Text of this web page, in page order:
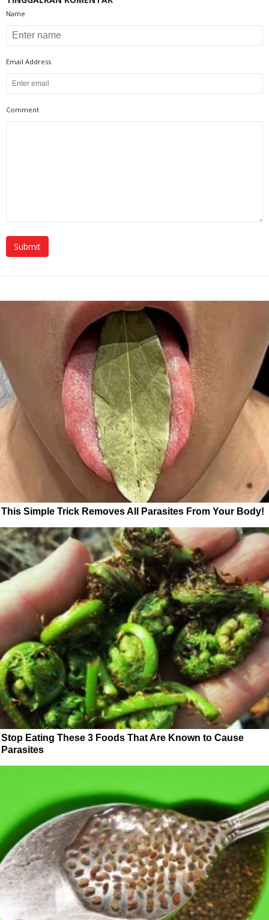
Name
Email Address
Comment
This Simple Trick Removes All Parasites From Your Body!
Stop Eating These 3 Foods That Are Known to Cause
Parasites